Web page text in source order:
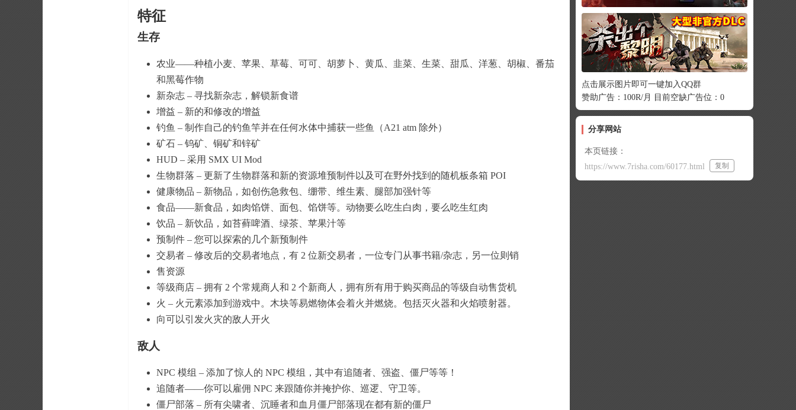
特征
生存
农业——种植小麦、苹果、草莓、可可、胡萝卜、黄瓜、韭菜、生菜、甜瓜、洋葱、胡椒、番茄
和黑莓作物
新杂志 – 寻找新杂志，解锁新食谱
增益 – 新的和修改的增益
钓鱼 – 制作自己的钓鱼竿并在任何水体中捕获一些鱼（A21 atm 除外）
矿石 – 钨矿、铜矿和锌矿
HUD – 采用 SMX UI Mod
生物群落 – 更新了生物群落和新的资源堆预制件以及可在野外找到的随机板条箱 POI
健康物品 – 新物品，如创伤急救包、绷带、维生素、腿部加强针等
食品——新食品，如肉馅饼、面包、馅饼等。动物要么吃生白肉，要么吃生红肉
饮品 – 新饮品，如苔藓啤酒、绿茶、苹果汁等
预制件 – 您可以探索的几个新预制件
交易者 – 修改后的交易者地点，有 2 位新交易者，一位专门从事书籍/杂志，另一位则销
售资源
等级商店 – 拥有 2 个常规商人和 2 个新商人，拥有所有用于购买商品的等级自动售货机
火 – 火元素添加到游戏中。木块等易燃物体会着火并燃烧。包括灭火器和火焰喷射器。
向可以引发火灾的敌人开火
敌人
NPC 模组 – 添加了惊人的 NPC 模组，其中有追随者、强盗、僵尸等等！
追随者——你可以雇佣 NPC 来跟随你并掩护你、巡逻、守卫等。
僵尸部落 – 所有尖啸者、沉睡者和血月僵尸部落现在都有新的僵尸
点击展示图片即可一键加入QQ群
赞助广告：100R/月 目前空缺广告位：0
分享网站
本页链接：
https://www.7risha.com/60177.html
复制